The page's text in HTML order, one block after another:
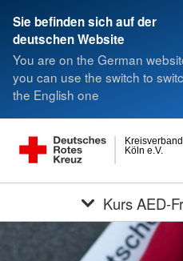
Sie befinden sich auf der
deutschen Website
You are on the German
you can use the switch to
the English one
Köln e.V.
Kreisverband
Kurs AED-